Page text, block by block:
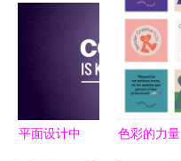
浦东网页设
上海浦东画
工厂主题素
材解读
平面设计中
色彩的力量